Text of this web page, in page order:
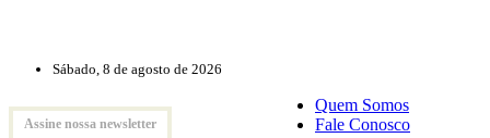
Sábado, 8 de agosto de 2026
Assine nossa newsletter
Quem Somos
Fale Conosco